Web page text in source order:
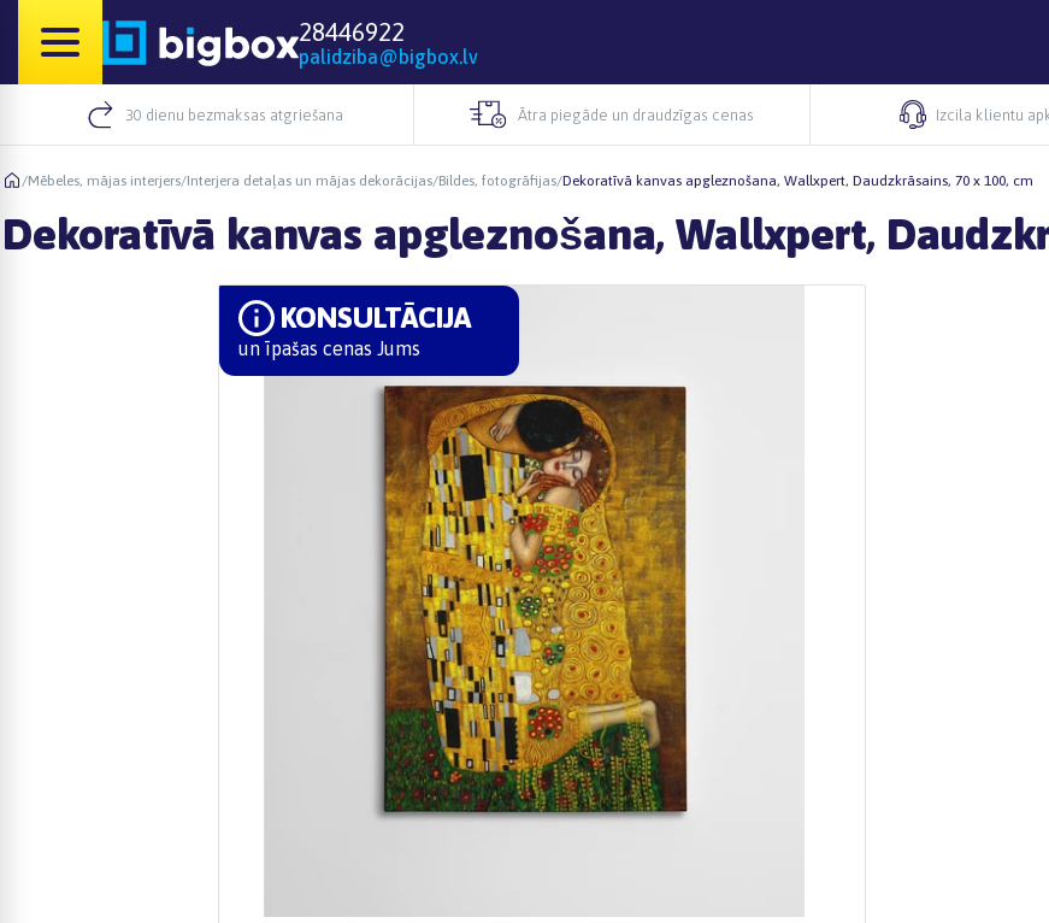
28446922
palidziba@bigbox.lv
30 dienu bezmaksas atgriešana Ātra piegāde un draudzīgas cenas Izcila klientu
/Mēbeles, mājas interjers/Interjera detaļas un mājas dekorācijas/Bildes, fotogrāfijas/Dekoratīvā kanvas apgleznošana, Wallxpert, Daudzkrāsains, 70 x 100, cm
Dekoratīvā kanvas apgleznošana, Wallxpert,
KONSULTĀCIJA
un īpašas cenas Jums